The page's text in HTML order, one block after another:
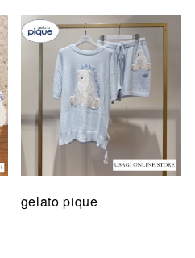
gelato pique